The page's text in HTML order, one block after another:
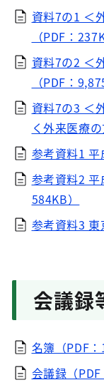
資料7の1 ＜
（PDF：
資料7の2 ＜
（PDF：
資料7の3 ＜
く外来医療
参考資料1 平
参考資料2
584KB）
参考資料3 東
会議録
名簿（PDF：
会議録（PDF